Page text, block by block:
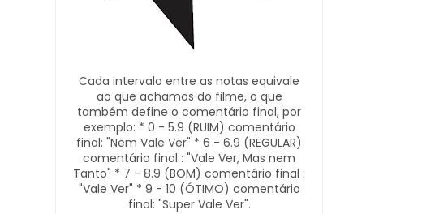
Cada intervalo entre as notas equivale
ao que achamos do filme, o que
também define o comentário final, por
exemplo: * 0 - 5.9 (RUIM) comentário
final: "Nem Vale Ver" * 6 - 6.9 (REGULAR)
comentário final : "Vale Ver, Mas nem
Tanto" * 7 - 8.9 (BOM) comentário final :
"Vale Ver" * 9 - 10 (ÓTIMO) comentário
final: "Super Vale Ver".